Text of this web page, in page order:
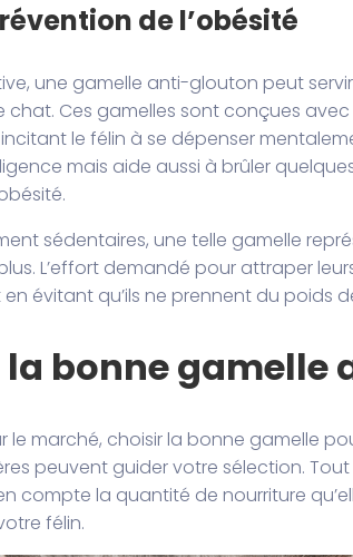
de l’obésité
une gamelle anti-glouton peut
chat. Ces gamelles sont conçues
le félin à se dépenser
mais aide aussi à brûler
sédentaires, une telle gamelle
L’effort demandé pour attraper
évitant qu’ils ne prennent du poids
bonne gamelle
le marché, choisir la bonne gamelle
peuvent guider votre sélection. Tout
compte la quantité de nourriture
félin.